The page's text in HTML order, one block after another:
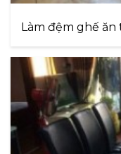
Làm đệm ghế ăn